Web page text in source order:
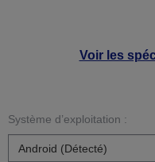
Voir les
Système d’exploitation :